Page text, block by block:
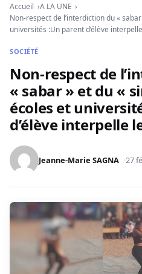
Accueil
A LA UNE
Non-respect de l’interdiction du «
universités :Un parent d’élève
SOCIÉTÉ
Non-respect de
« sabar » et du «
écoles et
d’élève interpelle
Jeanne-Marie SAGNA 27